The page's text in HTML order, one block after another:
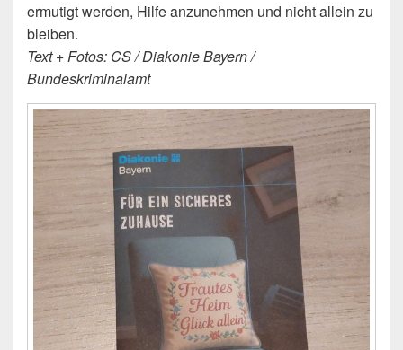
ermutigt werden, Hilfe anzunehmen und nicht allein zu
bleiben.
Text + Fotos: CS / Diakonie Bayern /
Bundeskriminalamt